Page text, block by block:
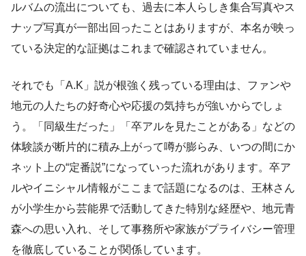
ルバムの流出についても、過去に本人らしき集合写真やス
ナップ写真が一部出回ったことはありますが、本名が映っ
ている決定的な証拠はこれまで確認されていません。
それでも「A.K」説が根強く残っている理由は、ファンや
地元の人たちの好奇心や応援の気持ちが強いからでしょ
う。「同級生だった」「卒アルを見たことがある」などの
体験談が断片的に積み上がって噂が膨らみ、いつの間にか
ネット上の“定番説”になっていった流れがあります。卒ア
ルやイニシャル情報がここまで話題になるのは、王林さん
が小学生から芸能界で活動してきた特別な経歴や、地元青
森への思い入れ、そして事務所や家族がプライバシー管理
を徹底していることが関係しています。